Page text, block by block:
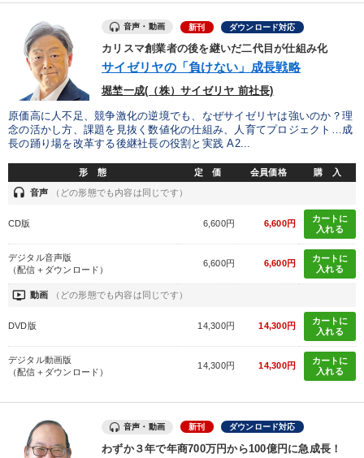
音声・動画 新刊 ダウンロード対応
カリスマ創業者の後を継いだ二代目が仕組み化
サイゼリヤの「負けない」成長戦略
堀埜一成(（株）サイゼリヤ 前社長)
原価高に人不足、競争激化の逆境でも、なぜサイゼリヤは強いのか？理
念の活かし方、課題を見抜く数値化の仕組み、人育てプロジェクト…成
長の踊り場を改革する後継社長の役割と実践 A2...
形 態 定 価 会員価格 購 入
headset 音声 （どの形態でも内容は同じです）
CD版 6,600円 6,600円
カートに
入れる
デジタル音声版
（配信＋ダウンロード）
6,600円 6,600円
カートに
入れる
ondemand_video 動画 （どの形態でも内容は同じです）
DVD版 14,300円 14,300円
カートに
入れる
デジタル動画版
（配信＋ダウンロード）
14,300円 14,300円
カートに
入れる
音声・動画 新刊 ダウンロード対応
わずか３年で年商700万円から100億円に急成長！